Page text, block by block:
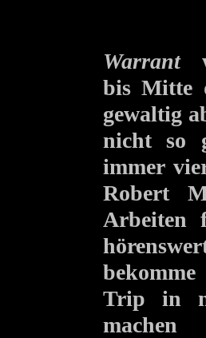
Warrant
bis Mitte
gewaltig
nicht so
immer
Robert
Arbeiten
Trip in